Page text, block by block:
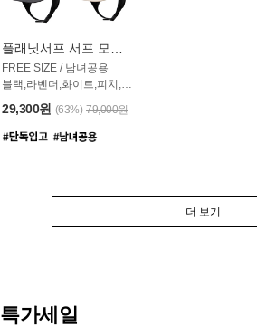
플래닛서프 서프 모자 UAC007PS
FREE SIZE / 남녀공용
블랙,라벤더,화이트,피치,그레이,오트밀 6컬러
29,300원 (63%) 79,000원
더 보기
특가세일